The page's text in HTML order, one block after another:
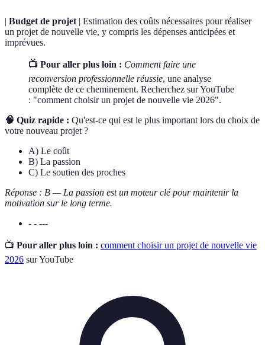
| Budget de projet | Estimation des coûts nécessaires pour réaliser
un projet de nouvelle vie, y compris les dépenses anticipées et
imprévues.
📺 Pour aller plus loin : Comment faire une
reconversion professionnelle réussie, une analyse
complète de ce cheminement. Recherchez sur YouTube
: "comment choisir un projet de nouvelle vie 2026".
🧠 Quiz rapide : Qu'est-ce qui est le plus important lors du choix de
votre nouveau projet ?
A) Le coût
B) La passion
C) Le soutien des proches
Réponse : B — La passion est un moteur clé pour maintenir la
motivation sur le long terme.
- - ---
📺 Pour aller plus loin : comment choisir un projet de nouvelle vie
2026 sur YouTube